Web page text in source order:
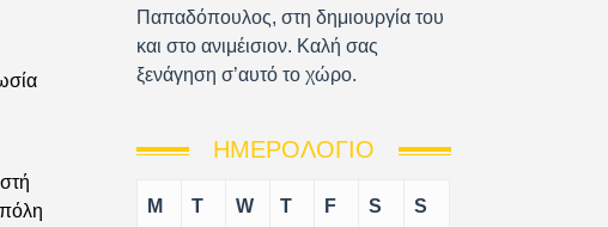
Παπαδόπουλος, στη δημιουργία του
και στο ανιμέισιον. Καλή σας
ξενάγηση σ’αυτό το χώρο.
ΗΜΕΡΟΛΌΓΙΟ
M T W T F S S